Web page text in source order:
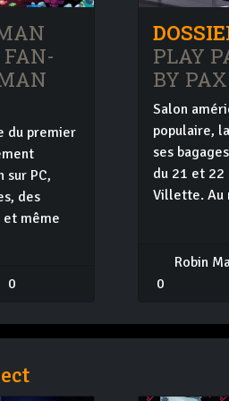
du premier
sur PC,
des
même
0
PLAY
BY PAX
Salon
populaire,
ses
du 21 et 22
Villette. Au
Robin
0